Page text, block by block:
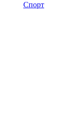
Спорт